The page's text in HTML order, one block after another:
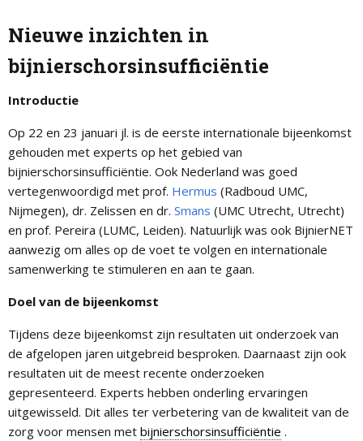
Nieuwe inzichten in
bijnierschorsinsufficiëntie
Introductie
Op 22 en 23 januari jl. is de eerste internationale bijeenkomst
gehouden met experts op het gebied van
bijnierschorsinsufficiëntie. Ook Nederland was goed
vertegenwoordigd met prof. Hermus (Radboud UMC,
Nijmegen), dr. Zelissen en dr. Smans (UMC Utrecht, Utrecht)
en prof. Pereira (LUMC, Leiden). Natuurlijk was ook BijnierNET
aanwezig om alles op de voet te volgen en internationale
samenwerking te stimuleren en aan te gaan.
Doel van de bijeenkomst
Tijdens deze bijeenkomst zijn resultaten uit onderzoek van
de afgelopen jaren uitgebreid besproken. Daarnaast zijn ook
resultaten uit de meest recente onderzoeken
gepresenteerd. Experts hebben onderling ervaringen
uitgewisseld. Dit alles ter verbetering van de kwaliteit van de
zorg voor mensen met bijnierschorsinsufficiëntie .